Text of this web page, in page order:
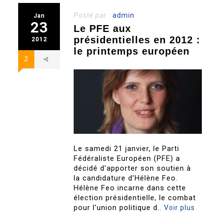
Jan
23
2012
3
Posté par :admin
Le PFE aux
présidentielles en 2012 :
le printemps européen
Le samedi 21 janvier, le Parti
Fédéraliste Européen (PFE) a
décidé d’apporter son soutien à
la candidature d’Hélène Feo.
Hélène Feo incarne dans cette
élection présidentielle, le combat
pour l’union politique d..Voir plus